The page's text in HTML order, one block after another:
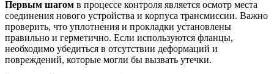
Первым шагом в процессе контроля является осмотр места
соединения нового устройства и корпуса трансмиссии. Важно
проверить, что уплотнения и прокладки установлены
правильно и герметично. Если используются фланцы,
необходимо убедиться в отсутствии деформаций и
повреждений, которые могли бы вызвать утечки.